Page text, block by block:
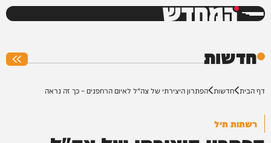
המחדש
חדשות
דף הבית חדשות הפתרון היצירתי של צה"ל לאיום הרחפנים – כך זה נראה
רשתות תיל